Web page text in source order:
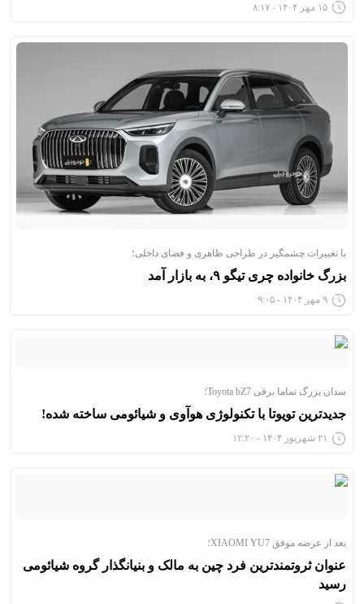
۱۵ مهر ۱۴۰۴ - ۸:۱۷
با تغییرات چشمگیر در طراحی ظاهری و فضای داخلی؛
بزرگ خانواده چری تیگو ۹، به بازار آمد
۹ مهر ۱۴۰۴ - ۹:۰۵
سدان بزرگ تماما برقی Toyota bZ7؛
جدیدترین تویوتا با تکنولوژی هوآوی و شیائومی ساخته شده!
۲۱ شهریور ۱۴۰۴ - ۱۲:۲۰
بعد از عرضه موفق XIAOMI YU7؛
عنوان ثروتمندترین فرد چین به مالک و بنیانگذار گروه شیائومی
رسید